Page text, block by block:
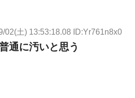
02(土) 13:53:18.08 ID:Yr761n8x0
通に汚いと思う